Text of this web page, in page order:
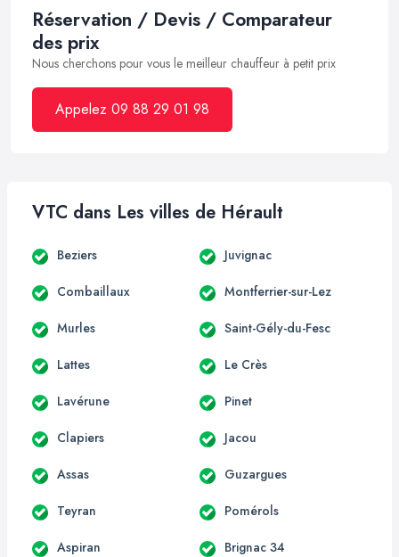
Réservation / Devis / Comparateur
des prix
Nous cherchons pour vous le meilleur chauffeur à petit prix
Appelez 09 88 29 01 98
VTC dans Les villes de Hérault
Beziers Juvignac
Combaillaux Montferrier-sur-Lez
Murles Saint-Gély-du-Fesc
Lattes Le Crès
Lavérune Pinet
Clapiers Jacou
Assas Guzargues
Teyran Pomérols
Aspiran Brignac 34